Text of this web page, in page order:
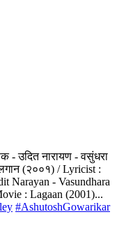
- उदित नारायण - वसुंधरा
(२००१) / Lyricist :
Narayan - Vasundhara
: Lagaan (2001)...
#AshutoshGowarikar